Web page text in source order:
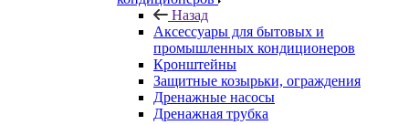
Назад
Аксессуары для бытовых и
промышленных кондиционеров
Кронштейны
Защитные козырьки, ограждения
Дренажные насосы
Дренажная трубка